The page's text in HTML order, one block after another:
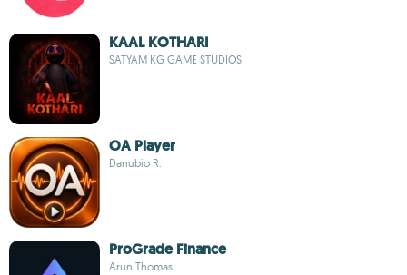
KAAL KOTHARI
SATYAM KG GAME STUDIOS
OA Player
Danubio R.
ProGrade Finance
Arun Thomas